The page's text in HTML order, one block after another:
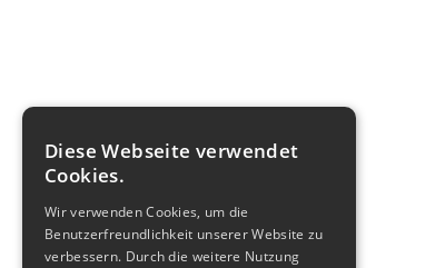
Diese Webseite verwendet
Cookies.
Wir verwenden Cookies, um die
Benutzerfreundlichkeit unserer Website zu
verbessern. Durch die weitere Nutzung